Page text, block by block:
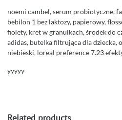
noemi cambel, serum probiotyczne,
bebilon 1 bez laktozy, papierowy,
fiolety, kret w granulkach, środek do
adidas, butelka filtrująca dla dziecka,
niebieski, loreal preference 7.23
yyyyy
Related products